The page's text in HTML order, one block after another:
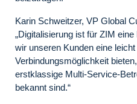
Karin Schweitzer, VP Global
„Digitalisierung ist für ZIM
wir unseren Kunden eine
Verbindungsmöglichkeit
erstklassige Multi-Service-
bekannt sind.“